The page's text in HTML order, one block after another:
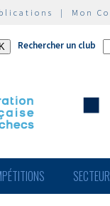
| Mon
Rechercher un club